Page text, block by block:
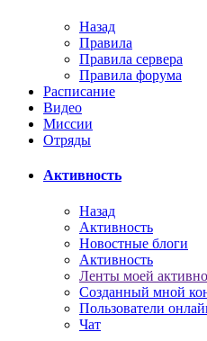
Назад
Правила
Правила сервера
Правила форума
Расписание
Видео
Миссии
Отряды
Активность
Назад
Активность
Новостные блоги
Активность
Ленты моей
Созданный мной
Пользователи
Чат